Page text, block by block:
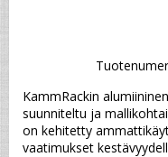
KammRackin
suunniteltu ja
on kehitetty
vaatimukset